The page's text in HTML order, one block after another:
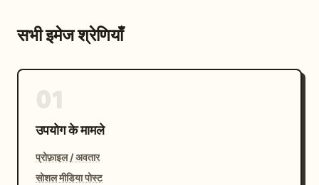
सभी इमेज श्रेणियाँ
उपयोग के मामले
प्रोफ़ाइल / अवतार
सोशल मीडिया पोस्ट